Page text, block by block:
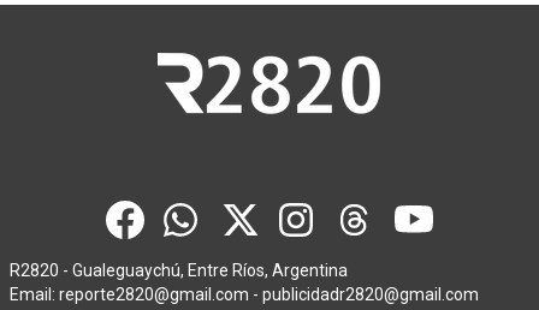
R2820 - Gualeguaychú, Entre Ríos, Argentina
Email: reporte2820@gmail.com - publicidadr2820@gmail.com